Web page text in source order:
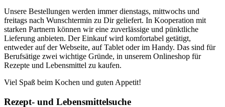
Unsere Bestellungen werden immer dienstags, mittwochs und
freitags nach Wunschtermin zu Dir geliefert. In Kooperation mit
starken Partnern können wir eine zuverlässige und pünktliche
Lieferung anbieten. Der Einkauf wird komfortabel getätigt,
entweder auf der Webseite, auf Tablet oder im Handy. Das sind für
Berufsätige zwei wichtige Gründe, in unserem Onlineshop für
Rezepte und Lebensmittel zu kaufen.
Viel Spaß beim Kochen und guten Appetit!
Rezept- und Lebensmittelsuche